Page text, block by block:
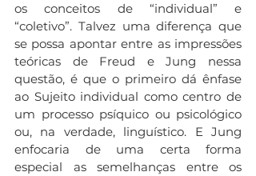
os conceitos de “individual” e
“coletivo”. Talvez uma diferença que
se possa apontar entre as impressões
teóricas de Freud e Jung nessa
questão, é que o primeiro dá ênfase
ao Sujeito individual como centro de
um processo psíquico ou psicológico
ou, na verdade, linguístico. E Jung
enfocaria de uma certa forma
especial as semelhanças entre os